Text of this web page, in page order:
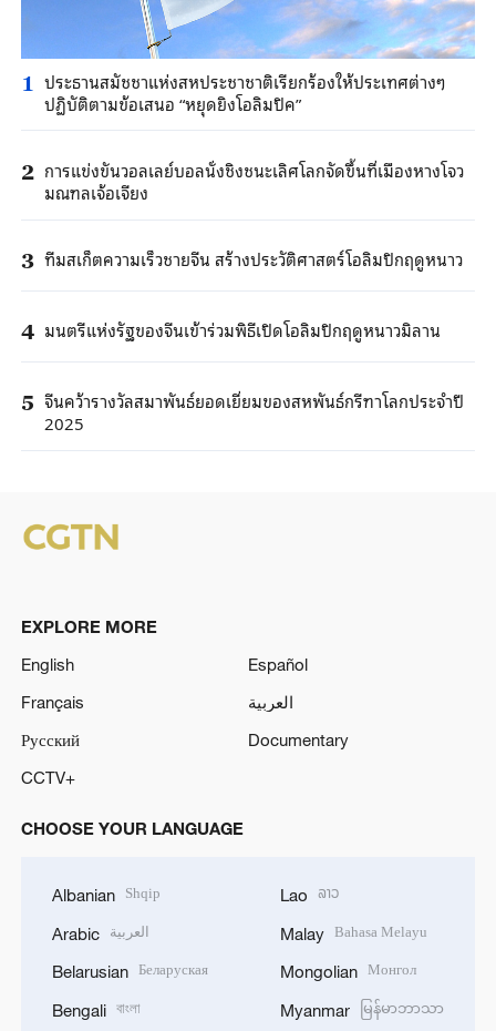
1 ประธานสมัชชาแห่งสหประชาชาติเรียกร้องให้ประเทศต่างๆ
ปฏิบัติตามข้อเสนอ “หยุดยิงโอลิมปิค”
2 การแข่งขันวอลเลย์บอลนั่งชิงชนะเลิศโลกจัดขึ้นที่เมืองหางโจว
มณฑลเจ้อเจียง
3 ทีมสเก็ตความเร็วชายจีน สร้างประวัติศาสตร์โอลิมปิกฤดูหนาว
4 มนตรีแห่งรัฐของจีนเข้าร่วมพิธีเปิดโอลิมปิกฤดูหนาวมิลาน
5 จีนคว้ารางวัลสมาพันธ์ยอดเยี่ยมของสหพันธ์กรีฑาโลกประจำปี
2025
EXPLORE MORE
English
Español
Français
العربية
Русский
Documentary
CCTV+
CHOOSE YOUR LANGUAGE
Albanian Shqip
Arabic العربية
Belarusian Беларуская
Bengali বাংলা
Lao ລາວ
Malay Bahasa Melayu
Mongolian Монгол
Myanmar မြန်မာဘာသာ